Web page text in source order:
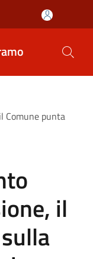
Comune punta
il